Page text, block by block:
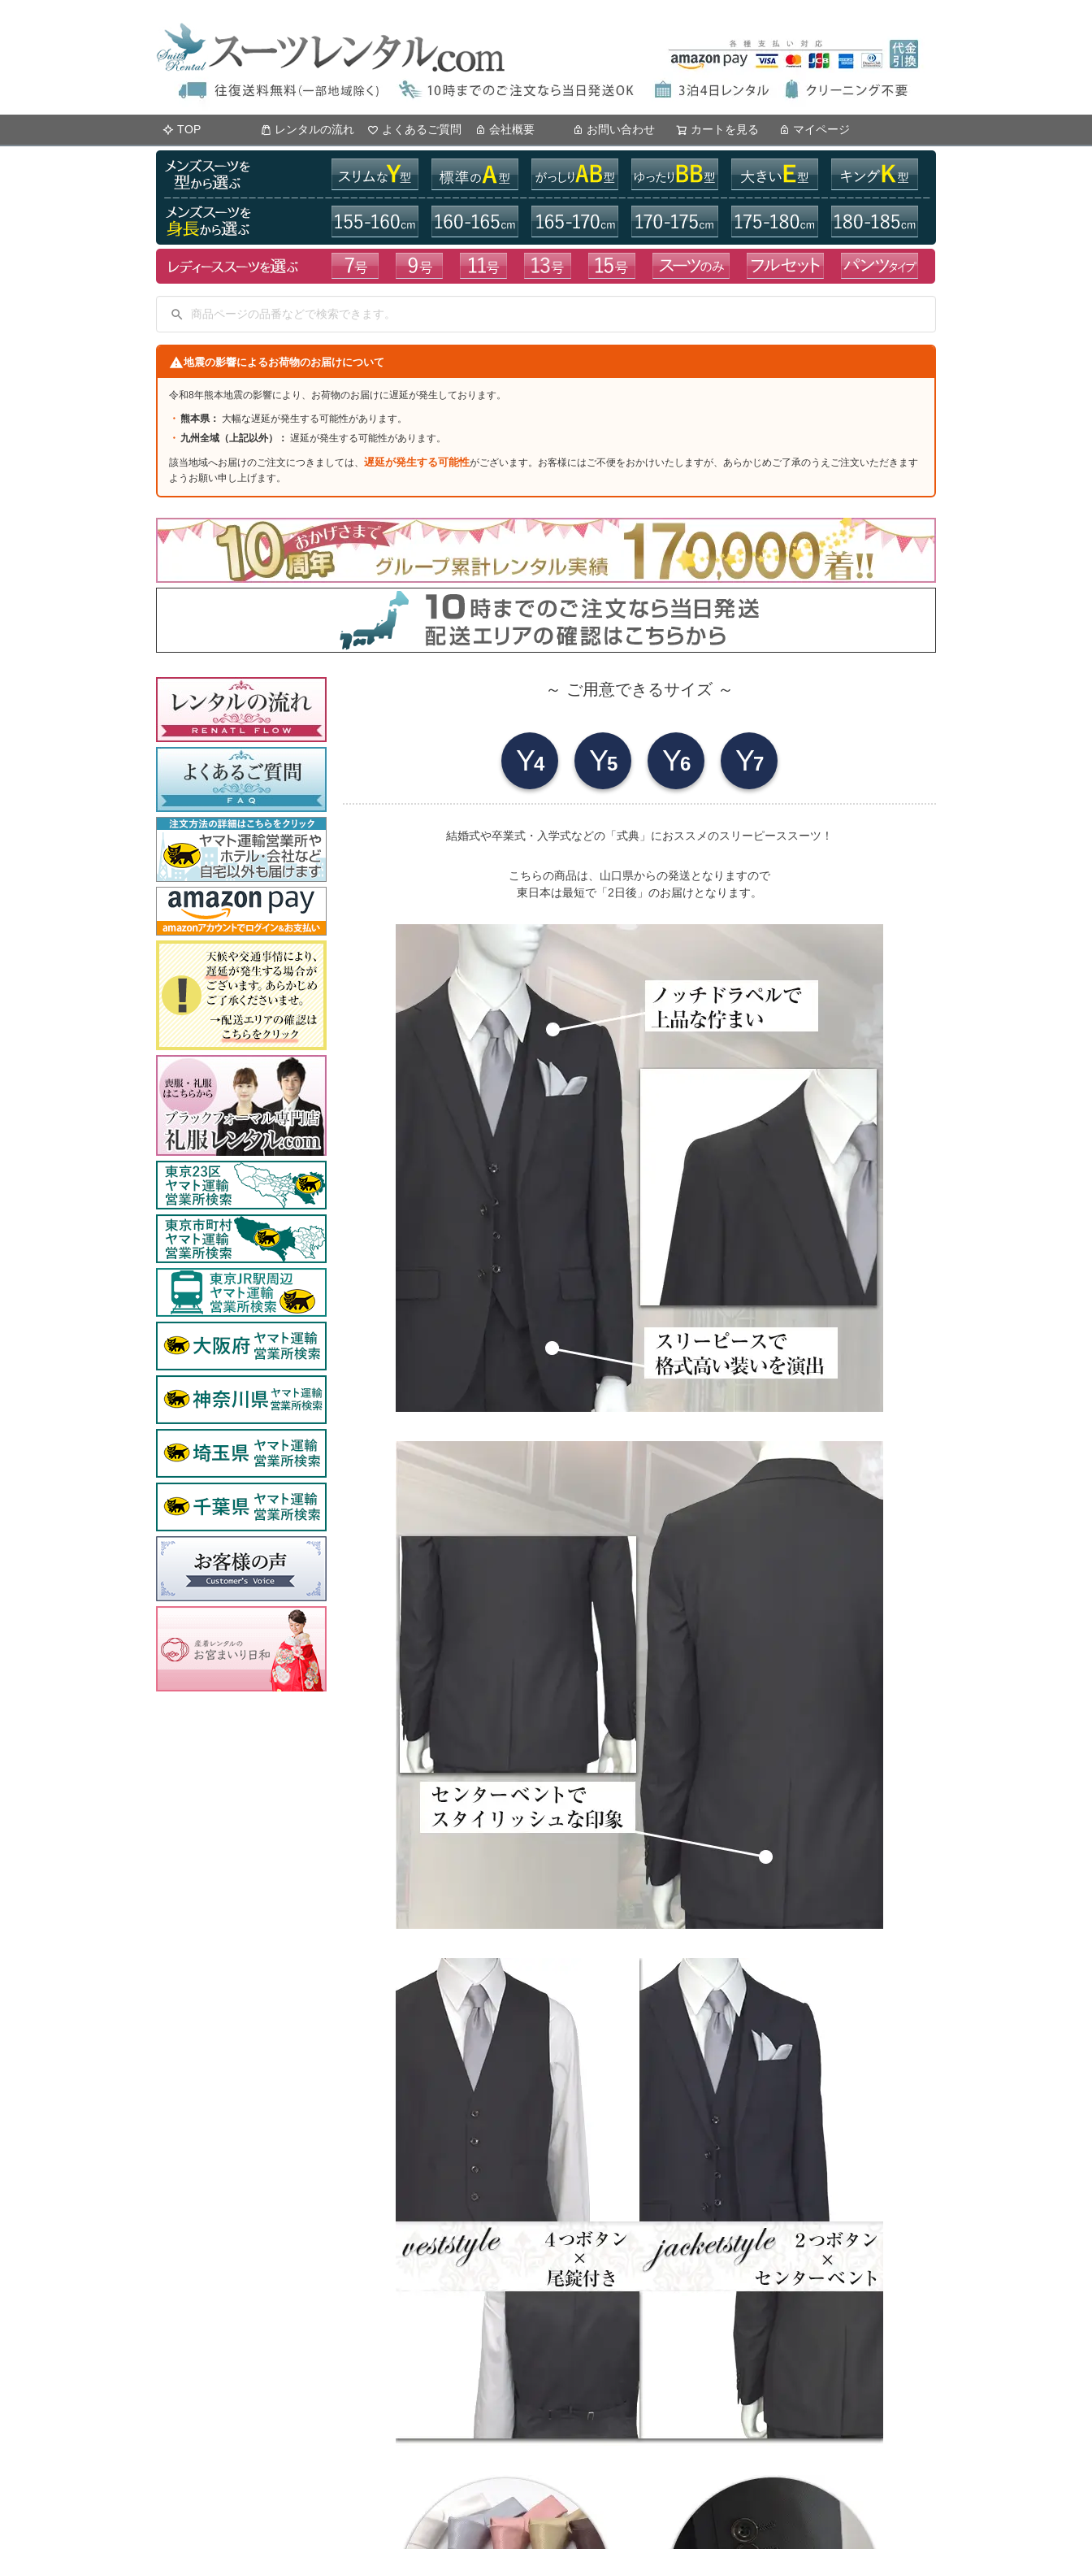
TOP レンタルの流れ よくあるご質問 会社概要 お問い合わせ カートを見る マイページ
地震の影響によるお荷物のお届けについて
令和8年熊本地震の影響により、お荷物のお届けに遅延が発生しております。
熊本県： 大幅な遅延が発生する可能性があります。
九州全域（上記以外）： 遅延が発生する可能性があります。
該当地域へお届けのご注文につきましては、 遅延が発生する可能性がございます。お客様にはご不便をおかけいたしますが、あらかじめご了承のうえご注文いただきます
ようお願い申し上げます。
～ ご用意できるサイズ ～
Y4 Y5 Y6 Y7
結婚式や卒業式・入学式などの「式典」におススメのスリーピーススーツ！
こちらの商品は、山口県からの発送となりますので
東日本は最短で「2日後 」のお届けとなります。